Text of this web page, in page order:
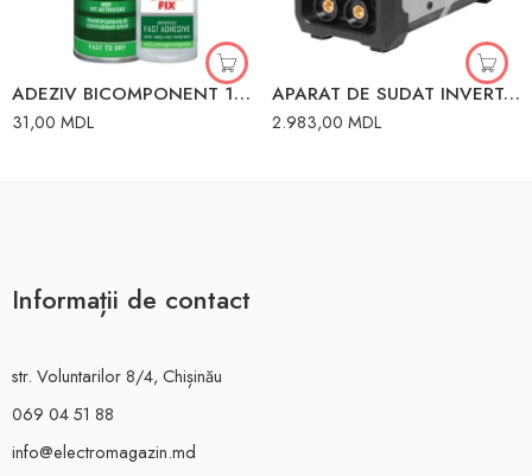
ADEZIV BICOMPONENT 100ml ACTIVATOR 25g SOMAFIX 80058
31,00 MDL
APARAT DE SUDAT INVERTOR MMA-190 MMA 190A 7.2 kW 220V RESANTA
2.983,00 MDL
Informații de contact
str. Voluntarilor 8/4, Chișinău
069 04 51 88
info@electromagazin.md